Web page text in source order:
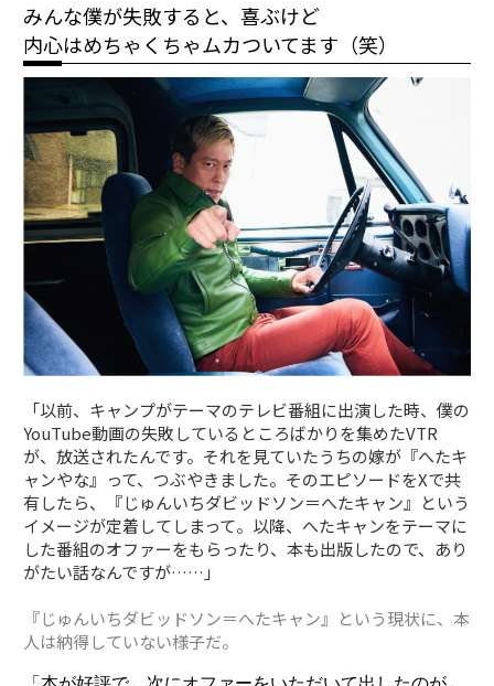
みんな僕が失敗すると、喜ぶけど
内心はめちゃくちゃムカついてます（笑）
「以前、キャンプがテーマのテレビ番組に出演した時、僕の
YouTube動画の失敗しているところばかりを集めたVTR
が、放送されたんです。それを見ていたうちの嫁が『へたキ
ャンやな』って、つぶやきました。そのエピソードをXで共
有したら、『じゅんいちダビッドソン＝へたキャン』という
イメージが定着してしまって。以降、へたキャンをテーマに
した番組のオファーをもらったり、本も出版したので、あり
がたい話なんですが……」
『じゅんいちダビッドソン＝へたキャン』という現状に、本
人は納得していない様子だ。